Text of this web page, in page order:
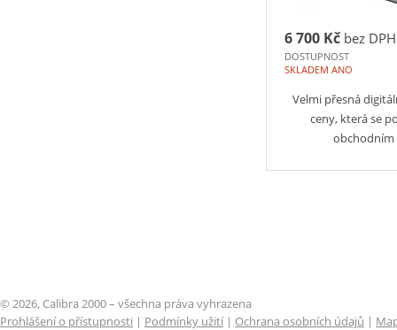
6 700 Kč bez DPH
DOSTUPNOST
SKLADEM ANO
Velmi přesná
ceny, která se
© 2026, Calibra 2000 – všechna práva vyhrazena
Prohlášení o přístupnosti | Podmínky užití| Ochrana osobních údajů |